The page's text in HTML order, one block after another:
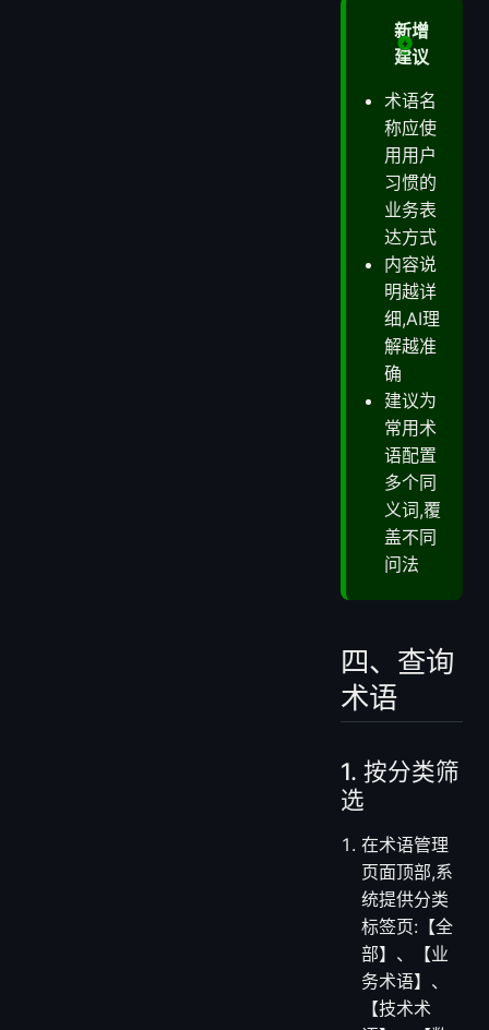
添加术语
新增
建议
术语名
称应使
用用户
习惯的
业务表
达方式
内容说
明越详
细,AI理
解越准
确
建议为
常用术
语配置
多个同
义词,覆
盖不同
四、查询
术语
1. 按分类筛
选
在术语管理
页面顶部,系
统提供分类
标签页:【全
部】、【业